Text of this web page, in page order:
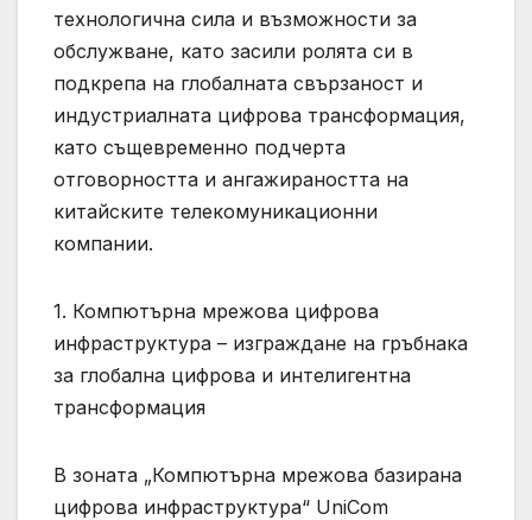
технологична сила и възможности за
обслужване, като засили ролята си в
подкрепа на глобалната свързаност и
индустриалната цифрова трансформация,
като същевременно подчерта
отговорността и ангажираността на
китайските телекомуникационни
компании.
1. Компютърна мрежова цифрова
инфраструктура – ​​изграждане на гръбнака
за глобална цифрова и интелигентна
трансформация
В зоната „Компютърна мрежова базирана
цифрова инфраструктура“ UniCom